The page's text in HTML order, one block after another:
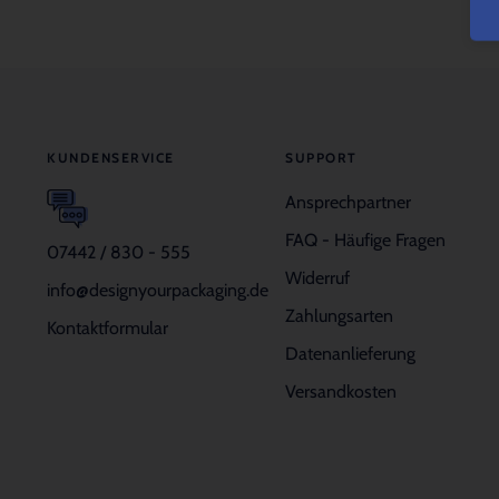
KUNDENSERVICE
07442 / 830 - 555
info@designyourpackaging.de
Kontaktformular
SUPPORT
Ansprechpartner
FAQ - Häufige Fragen
Widerruf
Zahlungsarten
Datenanlieferung
Versandkosten